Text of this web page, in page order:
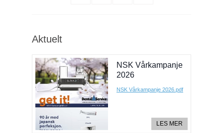
Aktuelt
NSK Vårkampanje
2026
NSK Vårkampanje 2026.pdf
LES MER